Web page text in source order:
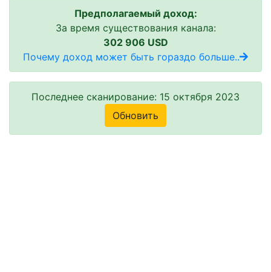
Предполагаемый доход:
За время существования канала:
302 906 USD
Почему доход может быть гораздо больше..
Последнее сканирование: 15 октября 2023
Обновить